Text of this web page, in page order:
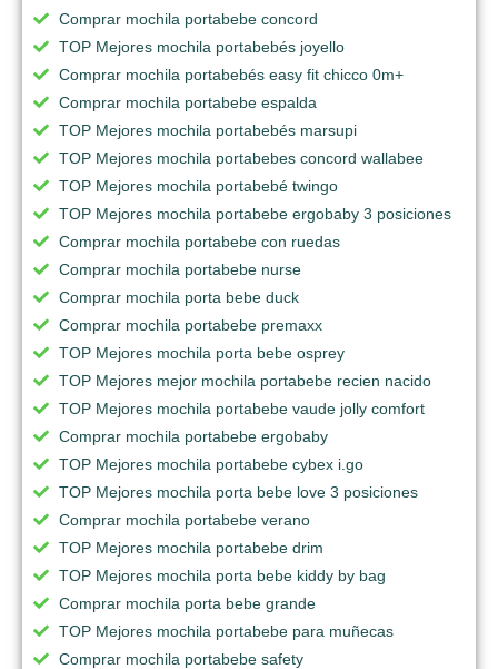
Comprar mochila portabebe concord
TOP Mejores mochila portabebés joyello
Comprar mochila portabebés easy fit chicco 0m+
Comprar mochila portabebe espalda
TOP Mejores mochila portabebés marsupi
TOP Mejores mochila portabebes concord wallabee
TOP Mejores mochila portabebé twingo
TOP Mejores mochila portabebe ergobaby 3 posiciones
Comprar mochila portabebe con ruedas
Comprar mochila portabebe nurse
Comprar mochila porta bebe duck
Comprar mochila portabebe premaxx
TOP Mejores mochila porta bebe osprey
TOP Mejores mejor mochila portabebe recien nacido
TOP Mejores mochila portabebe vaude jolly comfort
Comprar mochila portabebe ergobaby
TOP Mejores mochila portabebe cybex i.go
TOP Mejores mochila porta bebe love 3 posiciones
Comprar mochila portabebe verano
TOP Mejores mochila portabebe drim
TOP Mejores mochila porta bebe kiddy by bag
Comprar mochila porta bebe grande
TOP Mejores mochila portabebe para muñecas
Comprar mochila portabebe safety